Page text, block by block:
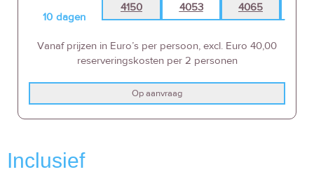
10 dagen
4150 4053 4065
Vanaf prijzen in Euro’s per persoon, excl. Euro 40,00
reserveringskosten per 2 personen
Op aanvraag
Inclusief